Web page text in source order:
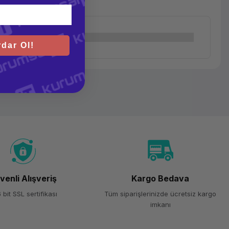
Alışveriş
bit SSL sertifikası
Kargo Bedava
Tüm siparişlerinizde ücretsiz kargo
imkanı
Ol!